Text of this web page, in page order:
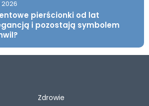
pierścionki od lat
i pozostają symbolem
Zdrowie